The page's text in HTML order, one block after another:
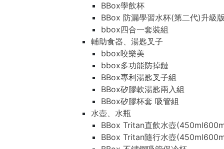
BBox學飲杯
BBox 防漏學習水杯(第二代)升級版
bbox四合一套裝組
輔助食器、湯匙叉子
bbox咬樂美
bbox多功能防掉鏈
BBox專利湯匙叉子組
BBox矽膠軟湯匙兩入組
BBox矽膠杯套 吸管組
水壺、水瓶
BBox Tritan直飲水壺
BBox Tritan隨行水壺